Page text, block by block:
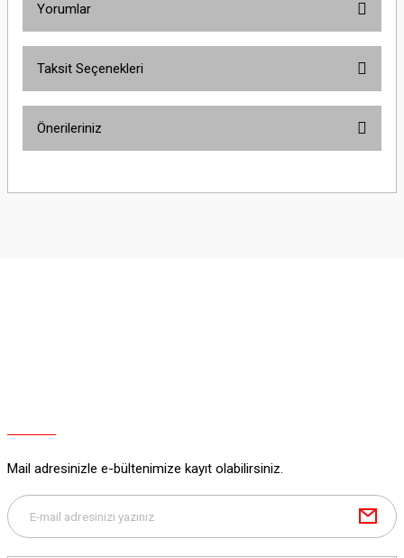
Yorumlar
Taksit Seçenekleri
Önerileriniz
yetersiz gördüğünüz noktaları öneri formunu kullanarak tarafımıza
Mail adresinizle e-bültenimize kayıt olabilirsiniz.